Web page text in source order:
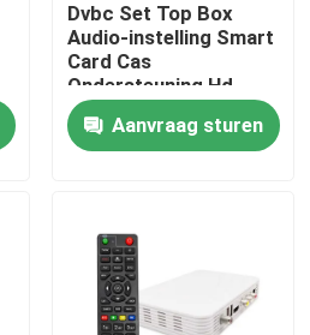
Dvbc Set Top Box
Audio-instelling Smart
Card Cas
Ondersteuning Hd
Media Box
Aanvraag sturen